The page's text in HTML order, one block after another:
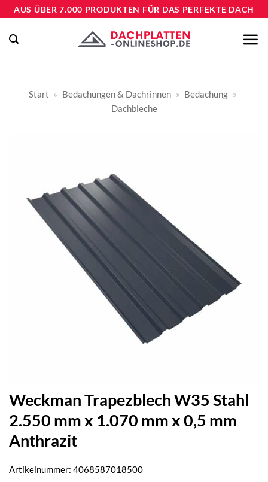
Zum
springen
AUS ÜBER 7.000 PRODUKTEN FÜR DAS PERFEKTE DACH
Start » Bedachungen & Dachrinnen » Bedachung »
Dachbleche
Weckman Trapezblech W35 Stahl
2.550 mm x 1.070 mm x 0,5 mm
Anthrazit
Artikelnummer: 4068587018500